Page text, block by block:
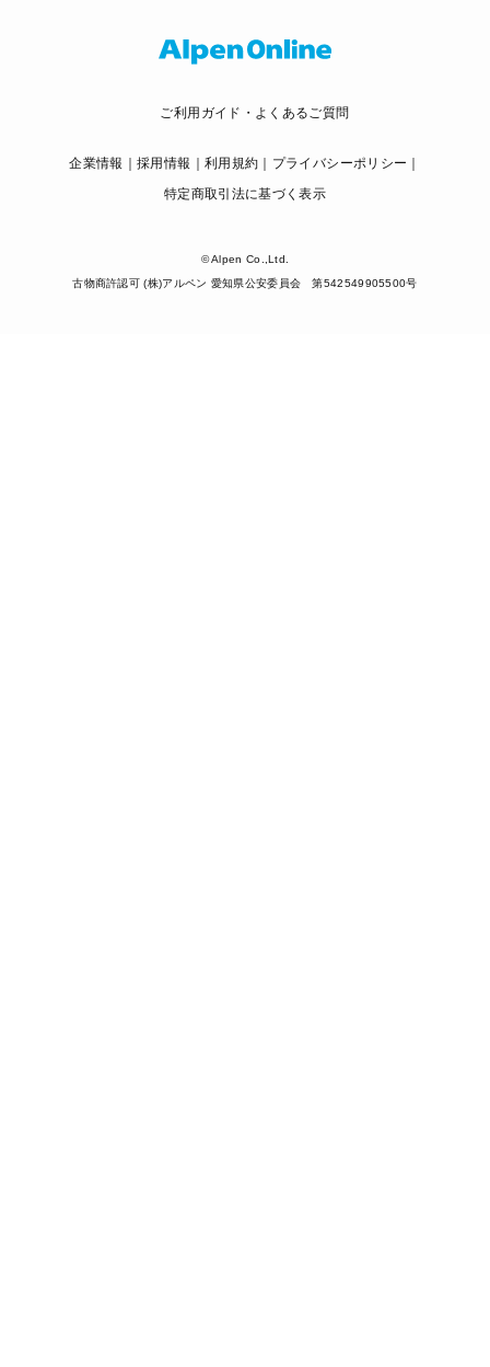
ご利用ガイド・よくあるご質問
企業情報 採用情報 利用規約
プライバシーポリシー
特定商取引法に基づく表示
© Alpen Co.,Ltd.
古物商許認可 (株)アルペン 愛知県公安委員会 第542549905500号